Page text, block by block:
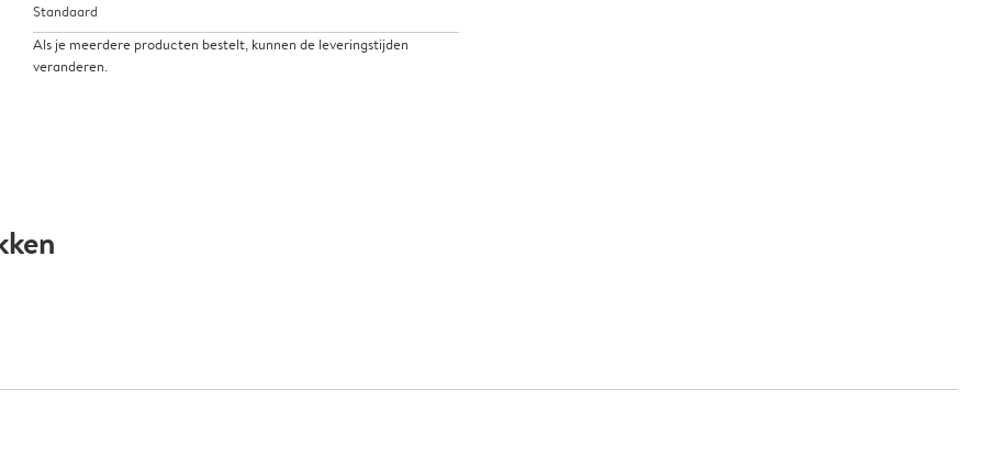
Standaard
Als je meerdere producten bestelt, kunnen de leveringstijden
veranderen.